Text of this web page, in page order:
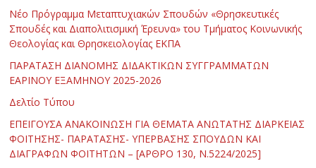
Νέο Πρόγραμμα Μεταπτυχιακών Σπουδών «Θρησκευτικές
Σπουδές και Διαπολιτισμική Έρευνα» του Τμήματος Κοινωνικής
Θεολογίας και Θρησκειολογίας ΕΚΠΑ
ΠΑΡΑΤΑΣΗ ΔΙΑΝΟΜΗΣ ΔΙΔΑΚΤΙΚΩΝ ΣΥΓΓΡΑΜΜΑΤΩΝ
ΕΑΡΙΝΟΥ ΕΞΑΜΗΝΟΥ 2025-2026
Δελτίο Τύπου
ΕΠΕΙΓΟΥΣΑ ΑΝΑΚΟΙΝΩΣΗ ΓΙΑ ΘΕΜΑΤΑ ΑΝΩΤΑΤΗΣ ΔΙΑΡΚΕΙΑΣ
ΦΟΙΤΗΣΗΣ- ΠΑΡΑΤΑΣΗΣ- ΥΠΕΡΒΑΣΗΣ ΣΠΟΥΔΩΝ ΚΑΙ
ΔΙΑΓΡΑΦΩΝ ΦΟΙΤΗΤΩΝ – [ΑΡΘΡΟ 130, Ν.5224/2025]